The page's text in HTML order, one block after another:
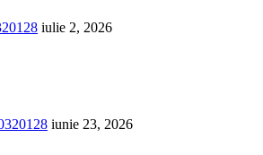
iulie 2, 2026
iunie 23, 2026